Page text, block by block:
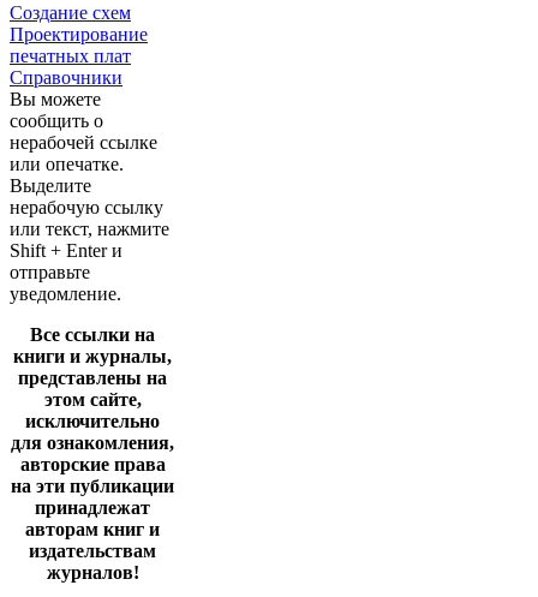
Создание схем
Проектирование
печатных плат
Справочники
Вы можете
сообщить о
нерабочей ссылке
или опечатке.
Выделите
нерабочую ссылку
или текст, нажмите
Shift + Enter и
отправьте
уведомление.
Все ссылки на
книги и журналы,
представлены на
этом сайте,
исключительно
для ознакомления,
авторские права
на эти публикации
принадлежат
авторам книг и
издательствам
журналов!